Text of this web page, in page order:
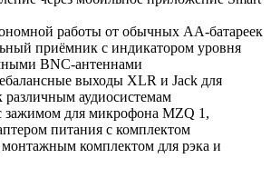
работы от обычных AA-батареек
приёмник с индикатором уровня
BNC-антеннами
выходы XLR и Jack для
различным аудиосистемам
зажимом для микрофона MZQ 1,
питания с комплектом
монтажным комплектом для рэка и